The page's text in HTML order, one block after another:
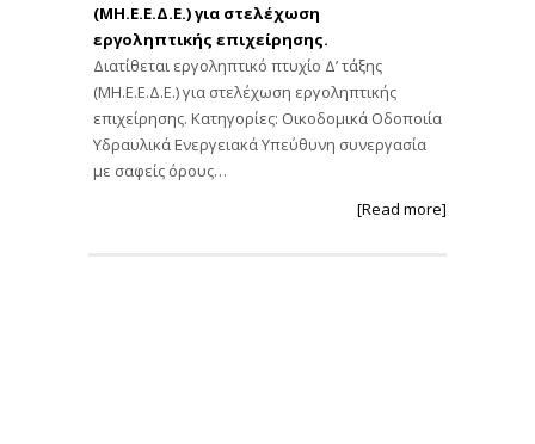
(ΜΗ.Ε.Ε.Δ.Ε.) για στελέχωση
εργοληπτικής επιχείρησης.
Διατίθεται εργοληπτικό πτυχίο Δ’ τάξης
(ΜΗ.Ε.Ε.Δ.Ε.) για στελέχωση εργοληπτικής
επιχείρησης. Κατηγορίες: Οικοδομικά Οδοποιία
Υδραυλικά Ενεργειακά Υπεύθυνη συνεργασία
με σαφείς όρους…
[Read more]